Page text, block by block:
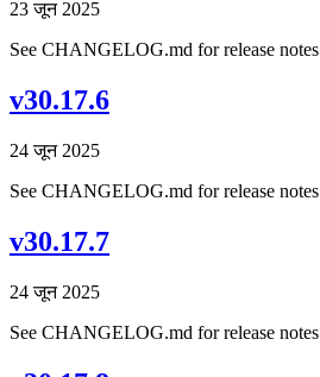
23 जून 2025
See CHANGELOG.md for release notes
v30.17.6
24 जून 2025
See CHANGELOG.md for release notes
v30.17.7
24 जून 2025
See CHANGELOG.md for release notes